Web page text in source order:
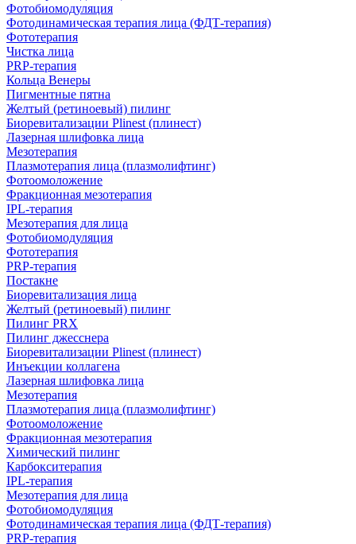
Фотобиомодуляция
Фотодинамическая терапия лица (ФДТ-терапия)
Фототерапия
Чистка лица
PRP-терапия
Кольца Венеры
Пигментные пятна
Желтый (ретиноевый) пилинг
Биоревитализации Plinest (плинест)
Лазерная шлифовка лица
Мезотерапия
Плазмотерапия лица (плазмолифтинг)
Фотоомоложение
Фракционная мезотерапия
IPL‑терапия
Мезотерапия для лица
Фотобиомодуляция
Фототерапия
PRP-терапия
Постакне
Биоревитализация лица
Желтый (ретиноевый) пилинг
Пилинг PRX
Пилинг джесснера
Биоревитализации Plinest (плинест)
Инъекции коллагена
Лазерная шлифовка лица
Мезотерапия
Плазмотерапия лица (плазмолифтинг)
Фотоомоложение
Фракционная мезотерапия
Химический пилинг
Карбокситерапия
IPL‑терапия
Мезотерапия для лица
Фотобиомодуляция
Фотодинамическая терапия лица (ФДТ-терапия)
PRP-терапия